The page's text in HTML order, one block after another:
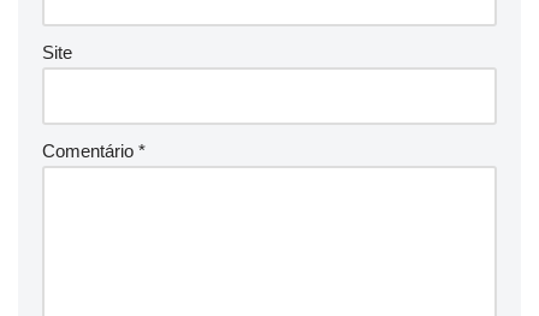
Site
Comentário *